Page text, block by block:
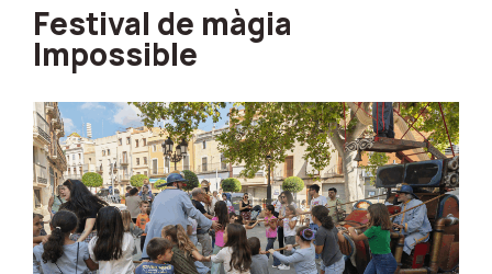
Festival de màgia
Impossible